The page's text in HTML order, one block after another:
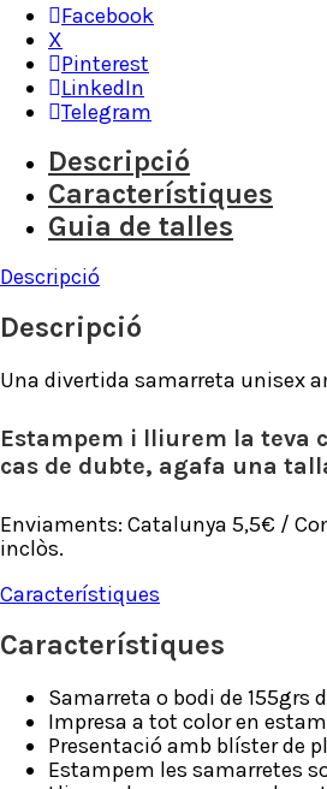
Facebook
X
Pinterest
LinkedIn
Telegram
Descripció
Característiques
Guia de talles
Descripció
Descripció
Una divertida samarreta unisex
Estampem i lliurem la teva
cas de dubte, agafa una
Enviaments: Catalunya 5,5€ /
inclòs.
Característiques
Característiques
Samarreta o bodi de 155grs
Impresa a tot color en
Presentació amb blíster de
Estampem les samarretes